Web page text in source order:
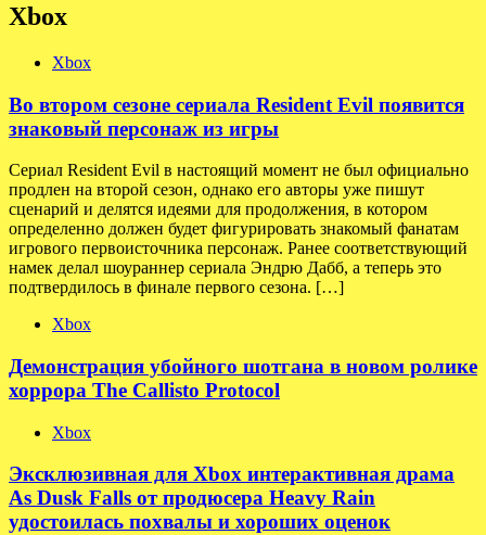
Xbox
Xbox
Во втором сезоне сериала Resident Evil появится
знаковый персонаж из игры
Сериал Resident Evil в настоящий момент не был официально
продлен на второй сезон, однако его авторы уже пишут
сценарий и делятся идеями для продолжения, в котором
определенно должен будет фигурировать знакомый фанатам
игрового первоисточника персонаж. Ранее соответствующий
намек делал шоураннер сериала Эндрю Дабб, а теперь это
подтвердилось в финале первого сезона. […]
Xbox
Демонстрация убойного шотгана в новом ролике
хоррора The Callisto Protocol
Xbox
Эксклюзивная для Xbox интерактивная драма
As Dusk Falls от продюсера Heavy Rain
удостоилась похвалы и хороших оценок